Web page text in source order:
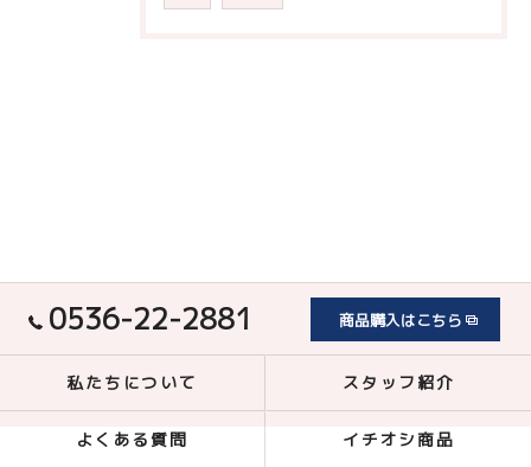
0536-22-2881 商品購入はこちら
私たちについて スタッフ紹介
よくある質問 イチオシ商品